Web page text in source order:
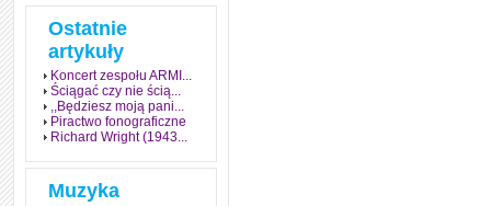
Ostatnie
artykuły
Koncert zespołu ARMI...
Ściągać czy nie ścią...
,,Będziesz moją pani...
Piractwo fonograficzne
Richard Wright (1943...
Muzyka